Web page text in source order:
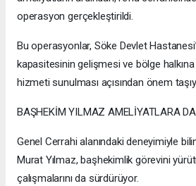
operasyon gerçekleştirildi.
Bu operasyonlar, Söke Devlet
kapasitesinin gelişmesi ve bölge halkına
hizmeti sunulması açısından önem
BAŞHEKİM YILMAZ AMELİYATLARA
Genel Cerrahi alanındaki deneyimiyle
Murat Yılmaz, başhekimlik görevini
çalışmalarını da sürdürüyor.